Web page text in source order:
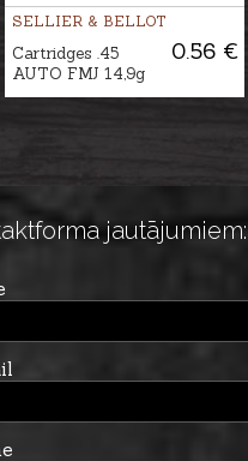
SELLIER & BELLOT
0.56 €
Cartridges .45
AUTO FMJ 14,9g
jautājumiem: